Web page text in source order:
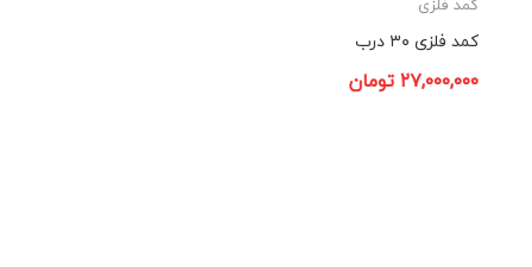
کمد فلزی ۳۰ درب
۲۷,۰۰۰,۰۰۰تومان